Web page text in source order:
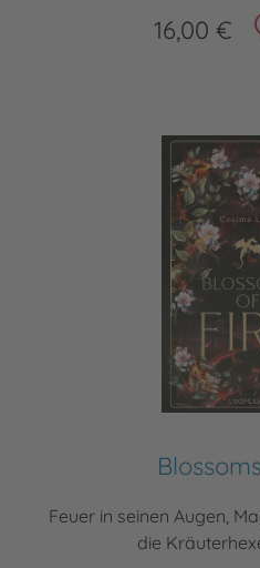
16,00 €
Feuer in seinen Augen,
die